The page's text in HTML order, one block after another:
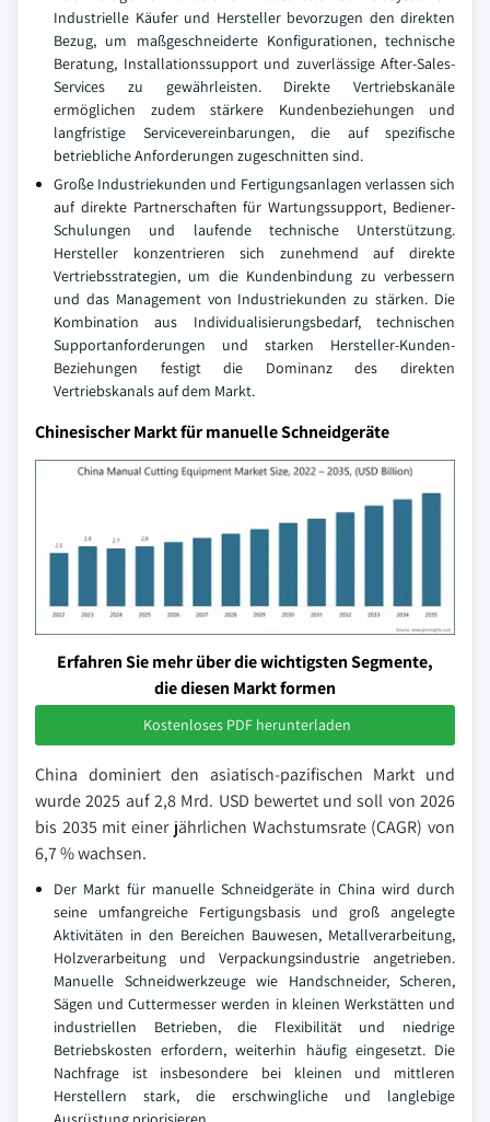
Industrielle Käufer und Hersteller bevorzugen den direkten
Bezug, um maßgeschneiderte Konfigurationen, technische
Beratung, Installationssupport und zuverlässige After-Sales-
Services zu gewährleisten. Direkte Vertriebskanäle
ermöglichen zudem stärkere Kundenbeziehungen und
langfristige Servicevereinbarungen, die auf spezifische
betriebliche Anforderungen zugeschnitten sind.
Große Industriekunden und Fertigungsanlagen verlassen sich
auf direkte Partnerschaften für Wartungssupport, Bediener-
Schulungen und laufende technische Unterstützung.
Hersteller konzentrieren sich zunehmend auf direkte
Vertriebsstrategien, um die Kundenbindung zu verbessern
und das Management von Industriekunden zu stärken. Die
Kombination aus Individualisierungsbedarf, technischen
Supportanforderungen und starken Hersteller-Kunden-
Beziehungen festigt die Dominanz des direkten
Vertriebskanals auf dem Markt.
Chinesischer Markt für manuelle Schneidgeräte
Erfahren Sie mehr über die wichtigsten Segmente,
die diesen Markt formen
Kostenloses PDF herunterladen
China dominiert den asiatisch-pazifischen Markt und
wurde 2025 auf 2,8 Mrd. USD bewertet und soll von 2026
bis 2035 mit einer jährlichen Wachstumsrate (CAGR) von
6,7 % wachsen.
Der Markt für manuelle Schneidgeräte in China wird durch
seine umfangreiche Fertigungsbasis und groß angelegte
Aktivitäten in den Bereichen Bauwesen, Metallverarbeitung,
Holzverarbeitung und Verpackungsindustrie angetrieben.
Manuelle Schneidwerkzeuge wie Handschneider, Scheren,
Sägen und Cuttermesser werden in kleinen Werkstätten und
industriellen Betrieben, die Flexibilität und niedrige
Betriebskosten erfordern, weiterhin häufig eingesetzt. Die
Nachfrage ist insbesondere bei kleinen und mittleren
Herstellern stark, die erschwingliche und langlebige